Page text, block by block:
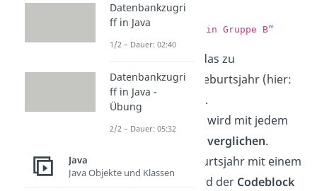
Ausgabe: “Kind ist in Gruppe B“
wird das zu
überprüfende Geburtsjahr (hier:
2011 ) übergeben.
Das Geburtsjahr wird mit jedem
Cases (Fälle) verglichen.
Stimmt das Geburtsjahr mit einem
überein, wird der Codeblock
Datenbankzugri
ff in Java
1/2 – Dauer: 02:40
Datenbankzugri
ff in Java -
Übung
2/2 – Dauer: 05:32
Java
Java Objekte und Klassen